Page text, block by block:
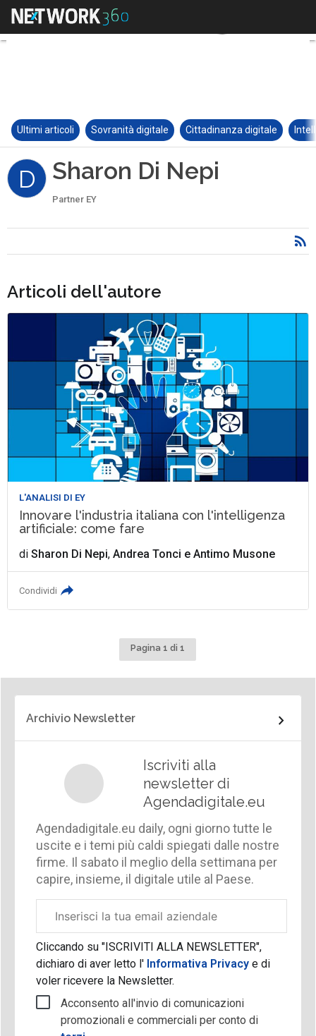
Ultimi articoli Sovranità digitale Cittadinanza digitale
D Sharon Di Nepi
Partner EY
Articoli dell'autore
L'ANALISI DI EY
Innovare l'industria italiana con l'intelligenza
artificiale: come fare
diSharon Di Nepi,Andrea Tonci eAntimo Musone
Condividi
Pagina 1 di 1
Archivio Newsletter
Iscriviti alla
newsletter di
Agendadigitale.eu
Agendadigitale.eu daily, ogni giorno tutte le
uscite e i temi più caldi spiegati dalle nostre
firme. Il sabato il meglio della settimana per
capire, insieme, il digitale utile al Paese.
aziendale
Cliccando su "ISCRIVITI ALLA NEWSLETTER",
dichiaro di aver letto l'Informativa Privacy e di
voler ricevere la Newsletter.
Acconsento all'invio di comunicazioni
promozionali e commerciali per conto di